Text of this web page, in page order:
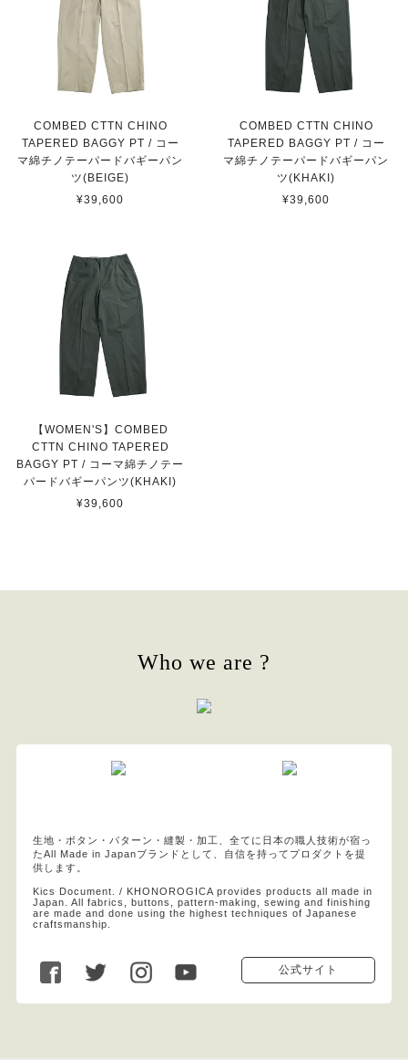
COMBED CTTN CHINO
TAPERED BAGGY PT / コー
マ綿チノテーパードバギーパン
ツ(BEIGE)
¥39,600
COMBED CTTN CHINO
TAPERED BAGGY PT / コー
マ綿チノテーパードバギーパン
ツ(KHAKI)
¥39,600
【WOMEN'S】COMBED
CTTN CHINO TAPERED
BAGGY PT / コーマ綿チノテー
パードバギーパンツ(KHAKI)
¥39,600
Who we are ?
生地・ボタン・パターン・縫製・加工、全てに日本の職人技術が宿っ
たAll Made in Japanブランドとして、自信を持ってプロダクトを提
供します。
Kics Document. / KHONOROGICA provides products all made in
Japan. All fabrics, buttons, pattern-making, sewing and finishing
are made and done using the highest techniques of Japanese
craftsmanship.
公式サイト